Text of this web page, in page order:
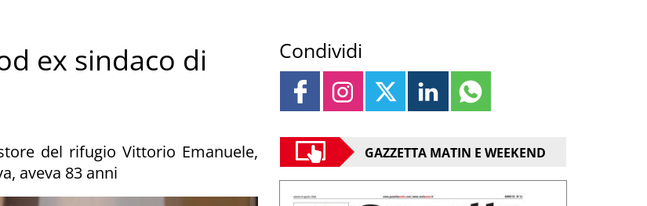
ex sindaco di
del rifugio Vittorio Emanuele,
aveva 83 anni
Condividi
GAZZETTA MATIN E WEEKEND